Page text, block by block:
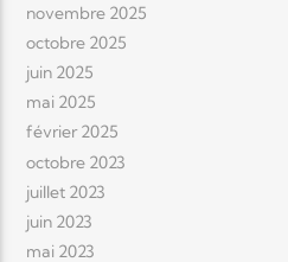
novembre 2025
octobre 2025
juin 2025
mai 2025
février 2025
octobre 2023
juillet 2023
juin 2023
mai 2023